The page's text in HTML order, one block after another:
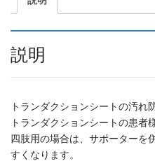
説明
トランダクションシートの汚れ
トランダクションシートの患者
四肢用の場合は、サポーターを
すくなります。